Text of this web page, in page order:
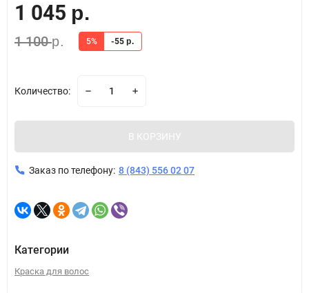
1 045 р.
1 100р. 5% -55 р.
Количество:
В КОРЗИНУ
Заказ по телефону: 8 (843) 556 02 07
Категории
Краска для волос